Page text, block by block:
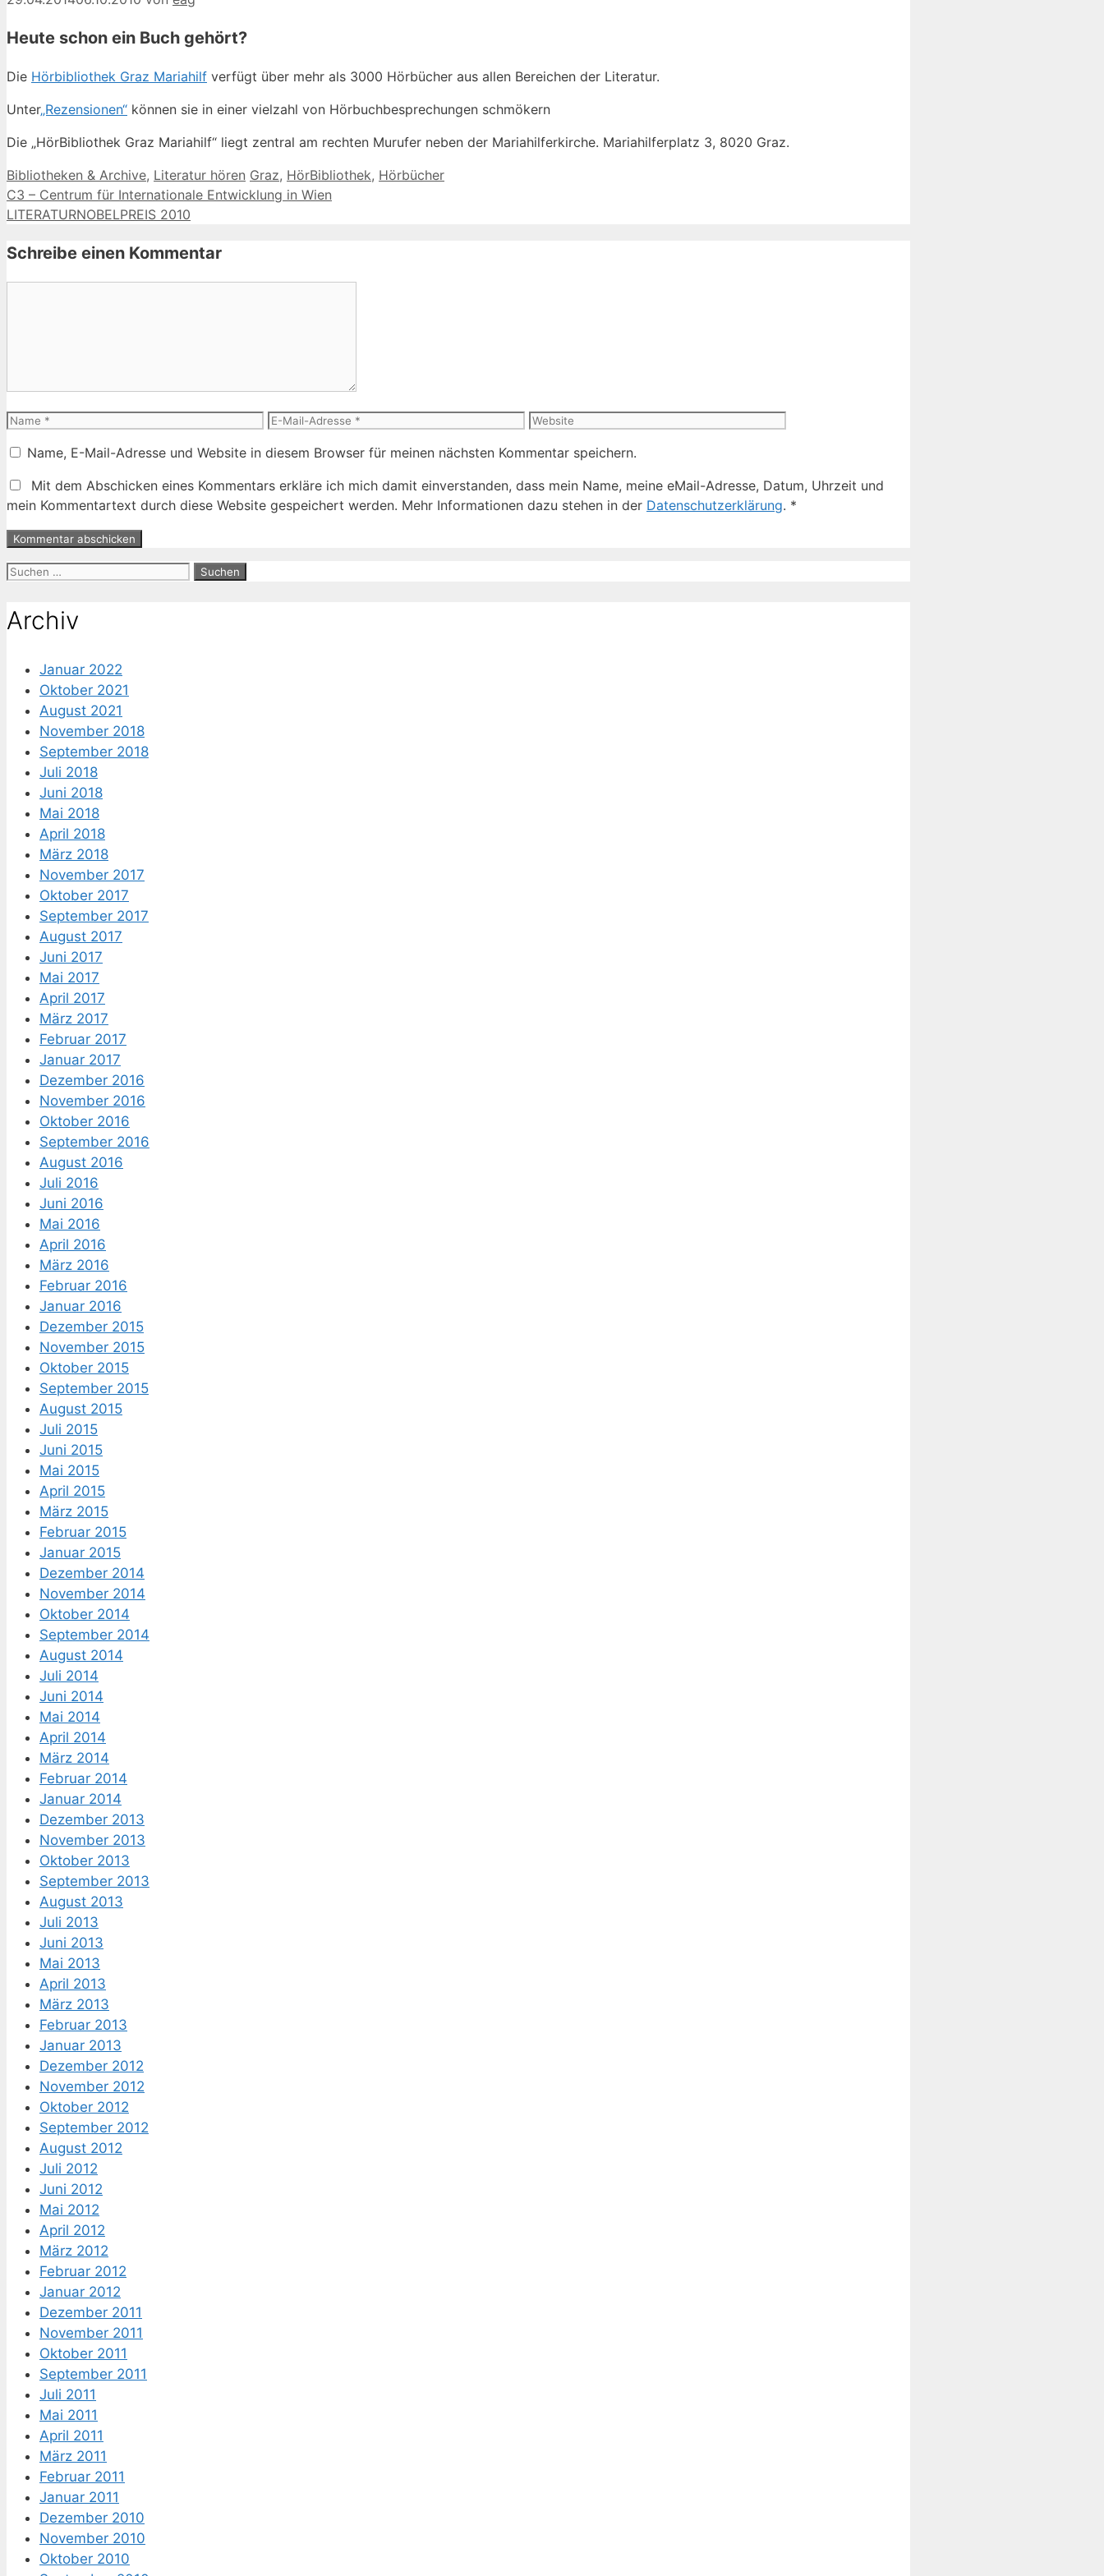
Heute schon ein Buch gehört?
Die Hörbibliothek Graz Mariahilf verfügt über mehr als 3000 Hörbücher aus allen Bereichen der Literatur.
Unter„Rezensionen“ können sie in einer vielzahl von Hörbuchbesprechungen schmökern
Die „HörBibliothek Graz Mariahilf“ liegt zentral am rechten Murufer neben der Mariahilferkirche. Mariahilferplatz 3, 8020 Graz.
Kategorien
Bibliotheken & Archive, Literatur hören Schlagwörter
Graz, HörBibliothek, Hörbücher
C3 – Centrum für Internationale Entwicklung in Wien
LITERATURNOBELPREIS 2010
Schreibe einen Kommentar
Name
E-
Adresse
Website
Name, E-Mail-Adresse und Website in diesem Browser für meinen nächsten Kommentar speichern.
Mit dem Abschicken eines Kommentars erkläre ich mich damit einverstanden, dass mein Name, meine eMail-Adresse, Datum, Uhrzeit und
mein Kommentartext durch diese Website gespeichert werden. Mehr Informationen dazu stehen in der Datenschutzerklärung. *
Suche
Archiv
Januar 2022
Oktober 2021
August 2021
November 2018
September 2018
Juli 2018
Juni 2018
Mai 2018
April 2018
März 2018
November 2017
Oktober 2017
September 2017
August 2017
Juni 2017
Mai 2017
April 2017
März 2017
Februar 2017
Januar 2017
Dezember 2016
November 2016
Oktober 2016
September 2016
August 2016
Juli 2016
Juni 2016
Mai 2016
April 2016
März 2016
Februar 2016
Januar 2016
Dezember 2015
November 2015
Oktober 2015
September 2015
August 2015
Juli 2015
Juni 2015
Mai 2015
April 2015
März 2015
Februar 2015
Januar 2015
Dezember 2014
November 2014
Oktober 2014
September 2014
August 2014
Juli 2014
Juni 2014
Mai 2014
April 2014
März 2014
Februar 2014
Januar 2014
Dezember 2013
November 2013
Oktober 2013
September 2013
August 2013
Juli 2013
Juni 2013
Mai 2013
April 2013
März 2013
Februar 2013
Januar 2013
Dezember 2012
November 2012
Oktober 2012
September 2012
August 2012
Juli 2012
Juni 2012
Mai 2012
April 2012
März 2012
Februar 2012
Januar 2012
Dezember 2011
November 2011
Oktober 2011
September 2011
Juli 2011
Mai 2011
April 2011
März 2011
Februar 2011
Januar 2011
Dezember 2010
November 2010
Oktober 2010